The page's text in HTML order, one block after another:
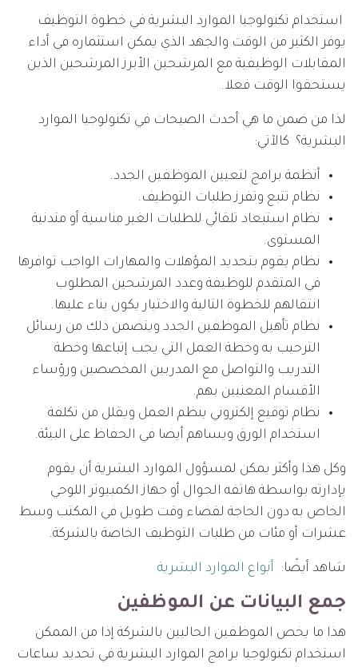
استخدام تكنولوجيا الموارد البشرية في خطوة التوظيف
يوفر الكثير من الوقت والجهد الذي يمكن استثماره في أداء
المقابلات الوظيفية مع المرشحين الأبرز المرشحين الذين
يستحقوا الوقت فعلا.
لذا من ضمن ما هي أحدث الصيحات في تكنولوجيا الموارد
البشرية؟ كالآتي:
أنظمة برامج لتعيين الموظفين الجدد.
نظام تتبع وتفرز طلبات التوظيف.
نظام استبعاد تلقائي للطلبات الغير مناسبة أو متدنية
المستوى.
نظام يقوم بتحديد المؤهلات والمهارات الواجب توافرها
في المتقدم للوظيفة وعدد المرشحين المطلوب
انتقالهم للخطوة التالية والاختيار يكون بناء عليها.
نظام تأهيل الموظفين الجدد ويتضمن ذلك من رسائل
الترحيب به وخطة العمل التي يجب إتباعها وخطة
التدريب والتواصل مع المدربين المخصصين ورؤساء
الأقسام المعنيين بهم.
نظام توقيع إلكتروني ينظم العمل ويقلل من تكلفة
استخدام الورق ويساهم أيضا في الحفاظ على البيئة.
وكل هذا وأكثر يمكن لمسؤول الموارد البشرية أن يقوم
بإدارته بواسطة هاتفه الجوال أو جهاز الكمبيوتر اللوحي
الخاص به دون الحاجة لقضاء وقت طويل في المكتب وسط
عشرات أو مئات من طلبات التوظيف الخاصة بالشركة.
شاهد أيضًا: أنواع الموارد البشرية
جمع البيانات عن الموظفين
هذا ما يخص الموظفين الحاليين بالشركة إذا من الممكن
استخدام تكنولوجيا برامج الموارد البشرية في تحديد ساعات